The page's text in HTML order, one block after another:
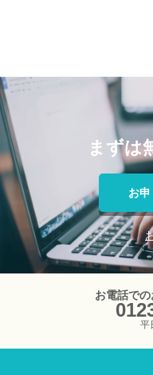
まずは
お
お電話で
平